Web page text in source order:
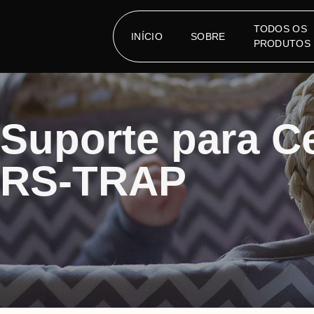
INÍCIO SOBRE
TODOS OS
PRODUTOS
Suporte para
RS-TRAP